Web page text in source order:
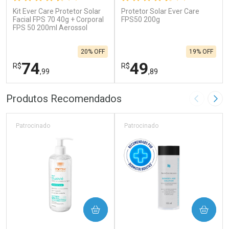
Kit Ever Care Protetor Solar
Facial FPS 70 40g + Corporal
FPS 50 200ml Aerossol
R$74,99
20% OFF
FECHAR
Laboratório
FECHAR
Por Menos
Protetor Solar Ever Care
FPS50 200g
R$49,89
19% OFF
Laboratório
Por Menos
Produtos Recomendados Imagem
Patrocinado
COMPRAR
Patrocinado
COMPRAR